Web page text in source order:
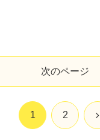
次のページ
1 2 次